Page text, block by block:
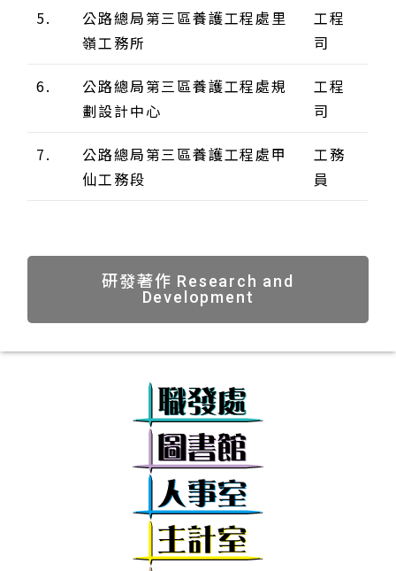
5.
公路總局第三區養護工程處里
嶺工務所
工程
司
6.
公路總局第三區養護工程處規
劃設計中心
工程
司
7.
公路總局第三區養護工程處甲
仙工務段
工務
員
研發著作 Research and
Development